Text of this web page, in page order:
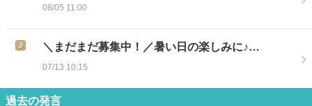
08/05 11:00
＼まだまだ募集中！／暑い日の楽しみに♪…
07/13 10:15
過去の発言